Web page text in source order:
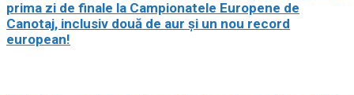
prima zi de finale la Campionatele Europene de
Canotaj, inclusiv două de aur și un nou record
european!